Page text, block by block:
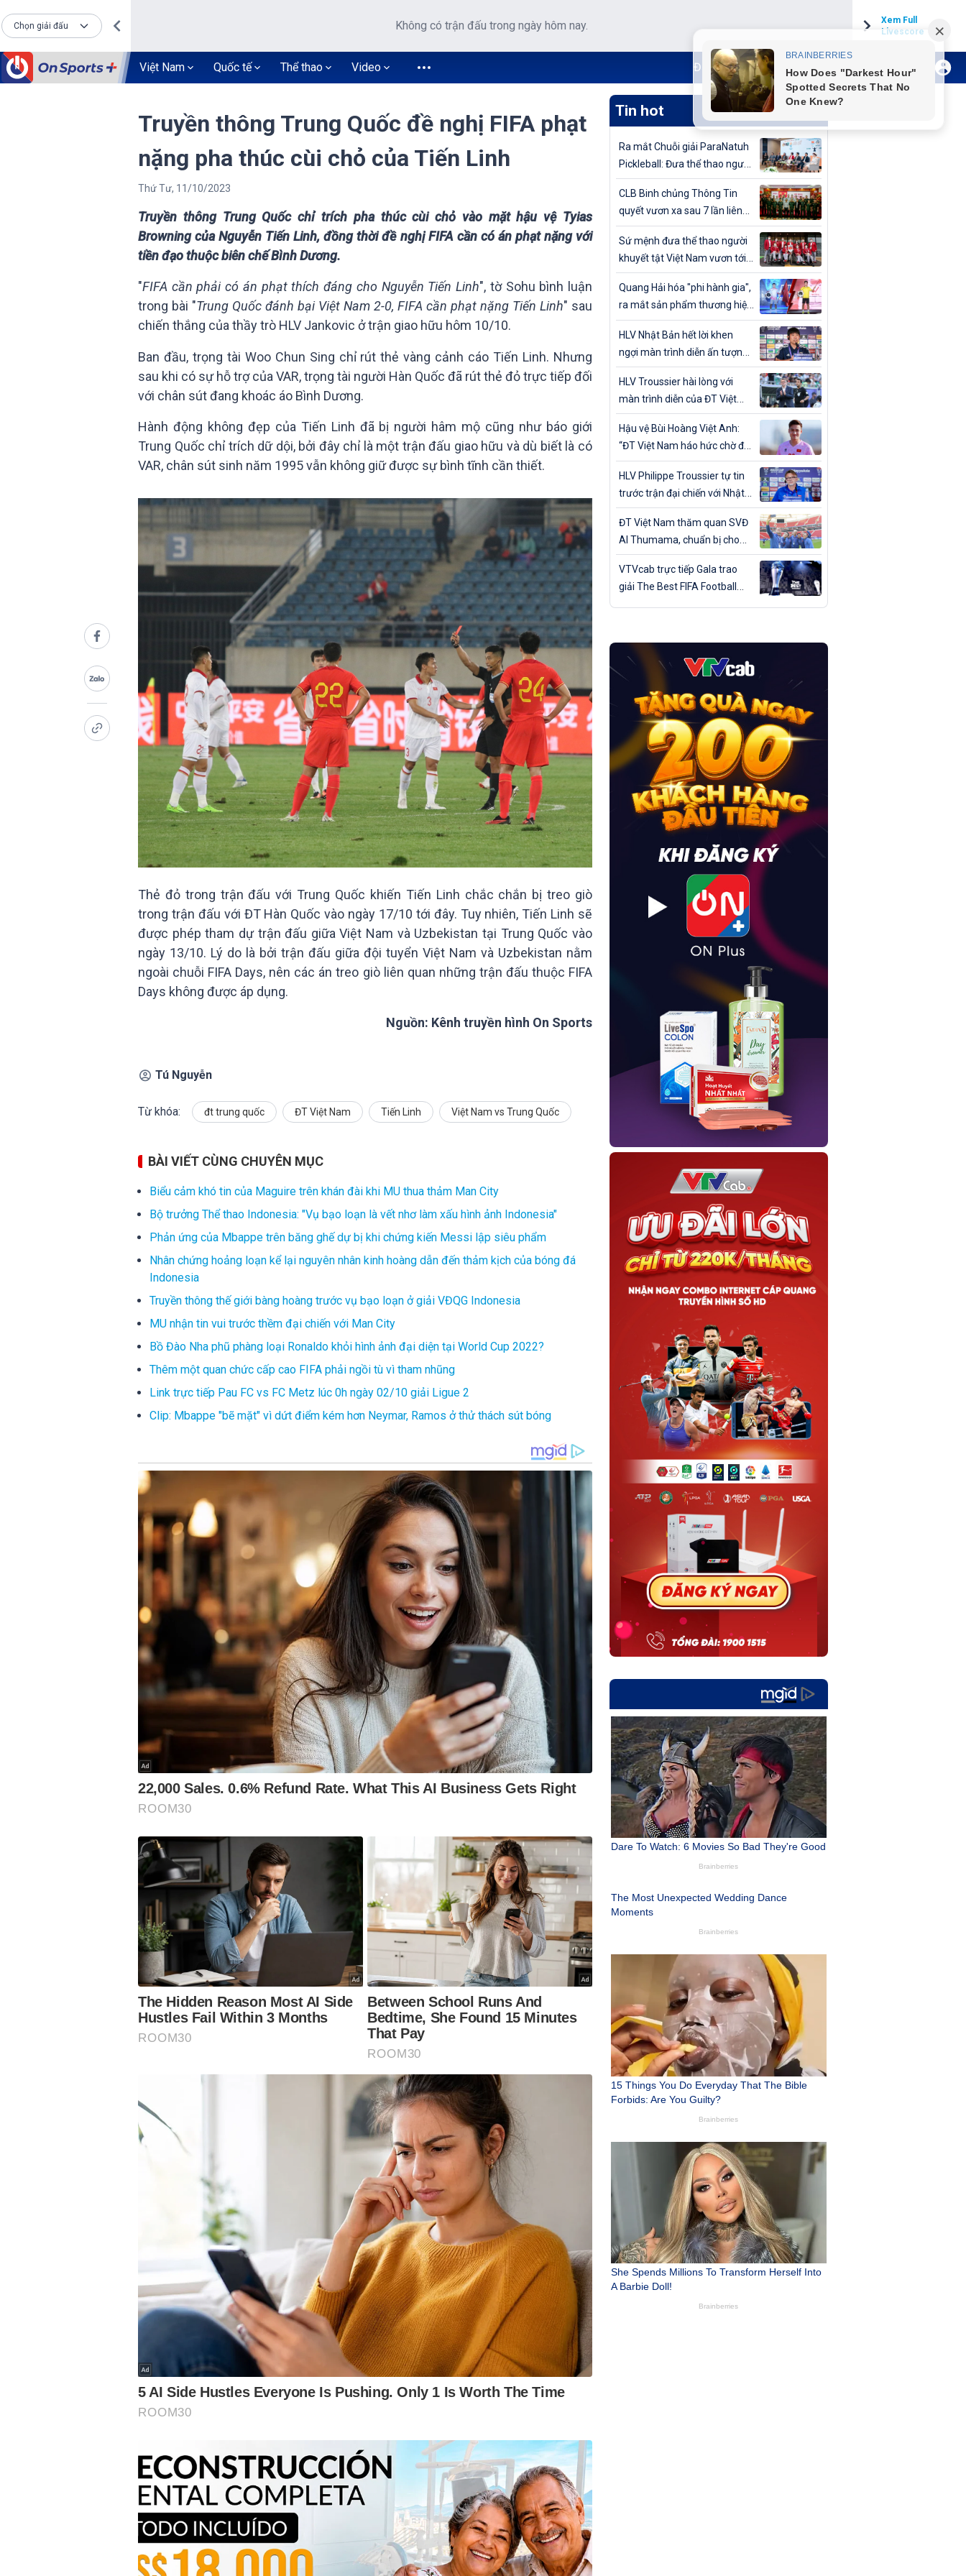
Chọn giải đấu Không có trận đấu trong ngày hôm nay.
Xem Full
Livescore
Việt Nam Quốc tế Thể thao Video Đăng ký Internet TH VTVCab Xem Live
Truyền thông Trung Quốc đề nghị FIFA phạt
nặng pha thúc cùi chỏ của Tiến Linh
Thứ Tư, 11 /10/2023
Truyền thông Trung Quốc chỉ trích pha thúc cùi chỏ vào mặt hậu vệ Tyias
Browning của Nguyễn Tiến Linh, đồng thời đề nghị FIFA cần có án phạt nặng với
tiền đạo thuộc biên chế Bình Dương.
"FIFA cần phải có án phạt thích đáng cho Nguyễn Tiến Linh", tờ Sohu bình luận
trong bài "Trung Quốc đánh bại Việt Nam 2-0, FIFA cần phạt nặng Tiến Linh" sau
chiến thắng của thầy trò HLV Jankovic ở trận giao hữu hôm 10/10.
Ban đầu, trọng tài Woo Chun Sing chỉ rút thẻ vàng cảnh cáo Tiến Linh. Nhưng
sau khi có sự hỗ trợ của VAR, trọng tài người Hàn Quốc đã rút thẻ đỏ trực tiếp đối
với chân sút đang khoác áo Bình Dương.
Hành động không đẹp của Tiến Linh đã bị người hâm mộ cũng như báo giới
Trung Quốc chỉ trích dữ dội, bởi đây chỉ là một trận đấu giao hữu và dù biết là có
VAR, chân sút sinh năm 1995 vẫn không giữ được sự bình tĩnh cần thiết.
Thẻ đỏ trong trận đấu với Trung Quốc khiến Tiến Linh chắc chắn bị treo giò
trong trận đấu với ĐT Hàn Quốc vào ngày 17/10 tới đây. Tuy nhiên, Tiến Linh sẽ
được phép tham dự trận đấu giữa Việt Nam và Uzbekistan tại Trung Quốc vào
ngày 13/10. Lý do là bởi trận đấu giữa đội tuyển Việt Nam và Uzbekistan nằm
ngoài chuỗi FIFA Days, nên các án treo giò liên quan những trận đấu thuộc FIFA
Days không được áp dụng.
Nguồn: Kênh truyền hình On Sports
Tú Nguyễn
Từ khóa: đt trung quốc ĐT Việt Nam Tiến Linh Việt Nam vs Trung Quốc
BÀI VIẾT CÙNG CHUYÊN MỤC
Biểu cảm khó tin của Maguire trên khán đài khi MU thua thảm Man City
Bộ trưởng Thể thao Indonesia: "Vụ bạo loạn là vết nhơ làm xấu hình ảnh Indonesia"
Phản ứng của Mbappe trên băng ghế dự bị khi chứng kiến Messi lập siêu phẩm
Nhân chứng hoảng loạn kể lại nguyên nhân kinh hoàng dẫn đến thảm kịch của bóng đá
Indonesia
Truyền thông thế giới bàng hoàng trước vụ bạo loạn ở giải VĐQG Indonesia
MU nhận tin vui trước thềm đại chiến với Man City
Bồ Đào Nha phũ phàng loại Ronaldo khỏi hình ảnh đại diện tại World Cup 2022?
Thêm một quan chức cấp cao FIFA phải ngồi tù vì tham nhũng
Link trực tiếp Pau FC vs FC Metz lúc 0h ngày 02/10 giải Ligue 2
Clip: Mbappe "bẽ mặt" vì dứt điểm kém hơn Neymar, Ramos ở thử thách sút bóng
Tin hot
Ra mắt Chuỗi giải ParaNatuh
Pickleball: Đưa thể thao người
khuyết tật lên tầm cao mới
CLB Binh chủng Thông Tin
quyết vươn xa sau 7 lần liên
tiếp vô địch Giải bóng chuyền
Cúp Quân đội mở rộng 2024
Sứ mệnh đưa thể thao người
khuyết tật Việt Nam vươn tới
đỉnh cao
Quang Hải hóa "phi hành gia",
ra mắt sản phẩm thương hiệu
cá nhân trong ngày sinh nhật
HLV Nhật Bản hết lời khen
ngợi màn trình diễn ấn tượng
của ĐT Việt Nam
HLV Troussier hài lòng với
màn trình diễn của ĐT Việt
Nam trước Nhật Bản
Hậu vệ Bùi Hoàng Việt Anh:
“ĐT Việt Nam háo hức chờ đợi
trận đấu với Nhật Bản”
HLV Philippe Troussier tự tin
trước trận đại chiến với Nhật
Bản
ĐT Việt Nam thăm quan SVĐ
Al Thumama, chuẩn bị cho
trận gặp Nhật Bản
VTVcab trực tiếp Gala trao
giải The Best FIFA Football